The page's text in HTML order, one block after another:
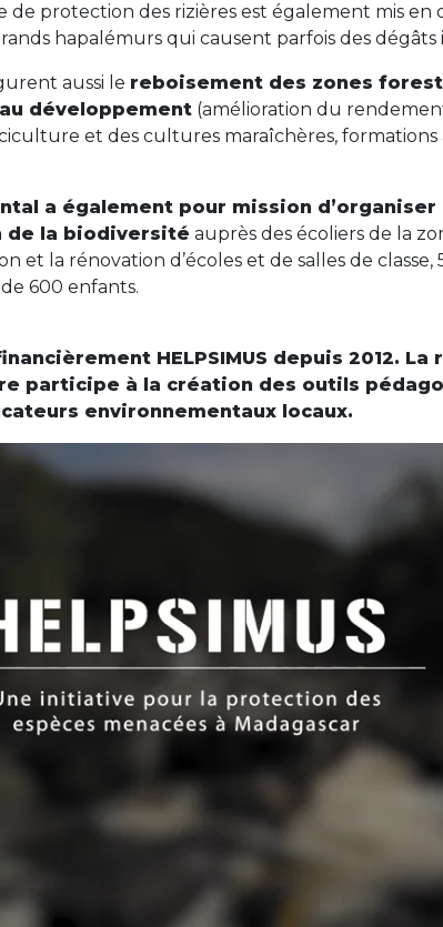
de protection des rizières est également mis
hapalémurs qui causent parfois des
aussi le reboisement des zones
développement (amélioration du
et des cultures maraîchères, formations
a également pour mission
de la biodiversité auprès des écoliers de la
et la rénovation d’écoles et de salles de classe,
600 enfants.
HELPSIMUS depuis 2012.
participe à la création des outils
environnementaux locaux.